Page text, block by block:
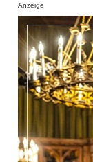
Anzeige